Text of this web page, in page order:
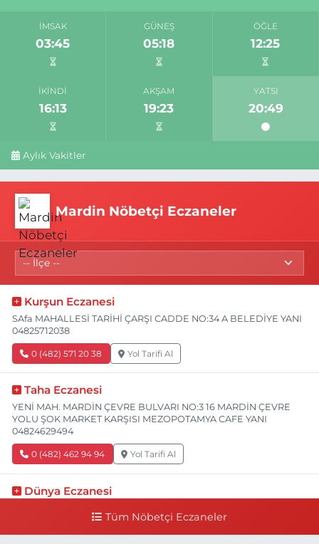
İMSAK
03:45
GÜNEŞ
05:18
ÖĞLE
12:25
İKINDI
16:13
AKŞAM
19:23
YATSI
20:49
Aylık Vakitler
Mardin Nöbetçi Eczaneler
Kurşun Eczanesi
SAfa MAHALLESİ TARİHİ ÇARŞI CADDE NO:34 A BELEDİYE YANI
04825712038
0 (482) 571 20 38 Yol Tarifi Al
Taha Eczanesi
YENİ MAH. MARDİN ÇEVRE BULVARI NO:3 16 MARDİN ÇEVRE
YOLU ŞOK MARKET KARŞISI MEZOPOTAMYA CAFE YANI
04824629494
0 (482) 462 94 94 Yol Tarifi Al
Dünya Eczanesi
CAD. (İŞBANKASI CAD) BİM MARKET YANI 04824158747
Tüm Nöbetçi Eczaneler